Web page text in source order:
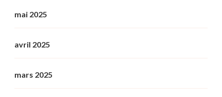
mai 2025
avril 2025
mars 2025